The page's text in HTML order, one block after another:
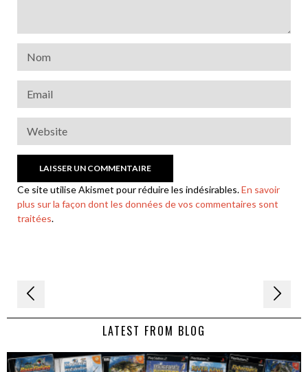
Ce site utilise Akismet pour réduire les indésirables.En savoir
plus sur la façon dont les données de vos commentaires sont
traitées.
Navigation
de LATEST FROM BLOG